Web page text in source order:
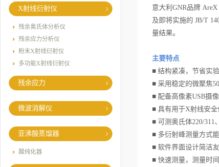
X射线衍射仪
残余奥氏体分析仪
残余应力分析仪
粉末X射线衍射仪
多功能X射线衍射仪
残余应力
微波消解仪
亚沸酸蒸馏器
酸纯化器
意大利GNR品牌
及即将实施的 JB/T
量结果。
主要特点
■ 结构紧凑，节省实
■ 采用稳定的微聚焦
■ 配备高像素USB摄
■ 具有用于X射线安
■ 可测奥氏体220/311
■ 多衍射峰测量方式
■ 软件界面设计简洁
■ 快速测量，测量时